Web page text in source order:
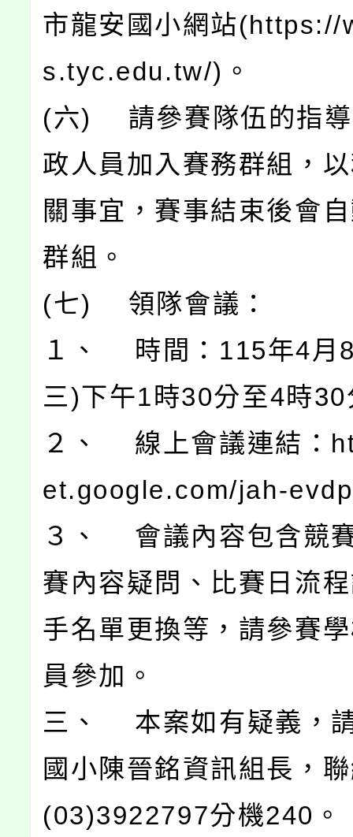
市龍安國小網站(https://
s.tyc.edu.tw/)。
(六) 請參賽隊伍的指導
政人員加入賽務群組，
關事宜，賽事結束後會
群組。
(七) 領隊會議：
１、 時間：115年4月
三)下午1時30分至4時30
２、 線上會議連結：
et.google.com/jah-
３、 會議內容包含競
賽內容疑問、比賽日流
手名單更換等，請參賽
員參加。
三、 本案如有疑義，
國小陳晉銘資訊組長，
(03)3922797分機240。